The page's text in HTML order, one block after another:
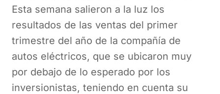
Esta semana salieron a la luz los
resultados de las ventas del primer
trimestre del año de la compañía de
autos eléctricos, que se ubicaron muy
por debajo de lo esperado por los
inversionistas, teniendo en cuenta su